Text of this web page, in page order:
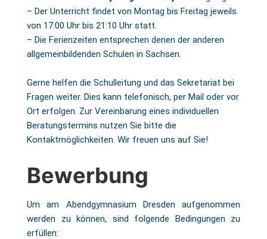
– Der Unterricht findet von Montag bis Freitag jeweils
von 17:00 Uhr bis 21:10 Uhr statt.
– Die Ferienzeiten entsprechen denen der anderen
allgemeinbildenden Schulen in Sachsen.
Gerne helfen die Schulleitung und das Sekretariat bei
Fragen weiter. Dies kann telefonisch, per Mail oder vor
Ort erfolgen. Zur Vereinbarung eines individuellen
Beratungstermins nutzen Sie bitte die
Kontaktmöglichkeiten. Wir freuen uns auf Sie!
Bewerbung
Um am Abendgymnasium Dresden aufgenommen
werden zu können, sind folgende Bedingungen zu
erfüllen: